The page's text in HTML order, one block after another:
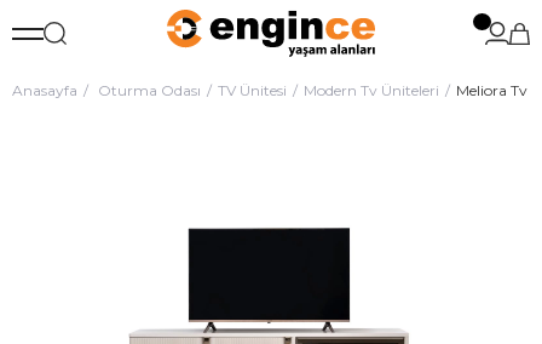
Anasayfa Oturma Odası TV Ünitesi Modern Tv Üniteleri Meliora Tv